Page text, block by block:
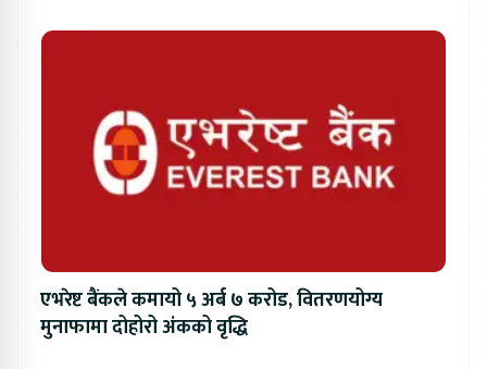
एभरेष्ट बैंकले कमायो ५ अर्ब ७ करोड, वितरणयोग्य
मुनाफामा दोहोरो अंकको वृद्धि